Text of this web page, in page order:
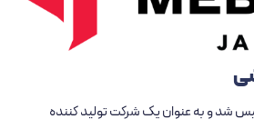
در سال ۲۰۱۲ تأسیس شد و به ‌عنوان یک شرکت تولید کننده